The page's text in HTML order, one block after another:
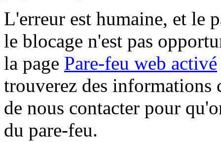
L'erreur est humaine, et le
le blocage n'est pas
la page Pare-feu web activé
trouverez des informations
de nous contacter pour
du pare-feu.